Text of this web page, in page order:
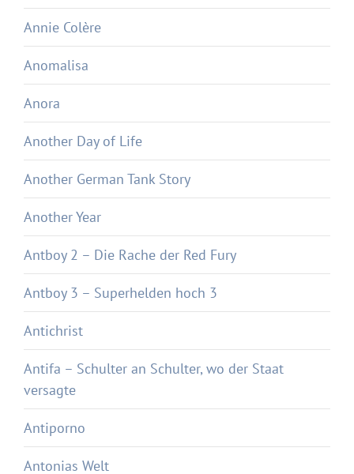
Annie Colère
Anomalisa
Anora
Another Day of Life
Another German Tank Story
Another Year
Antboy 2 – Die Rache der Red Fury
Antboy 3 – Superhelden hoch 3
Antichrist
Antifa – Schulter an Schulter, wo der Staat
versagte
Antiporno
Antonias Welt